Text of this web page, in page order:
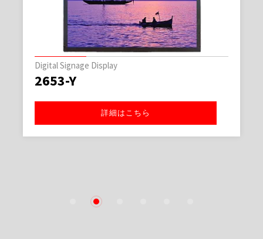
Digital Signage Display
2653-Y
詳細はこちら
2